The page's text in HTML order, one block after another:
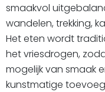
smaakvol
wandelen, trekking,
Het eten wordt
het vriesdrogen,
mogelijk van smaak
kunstmatige